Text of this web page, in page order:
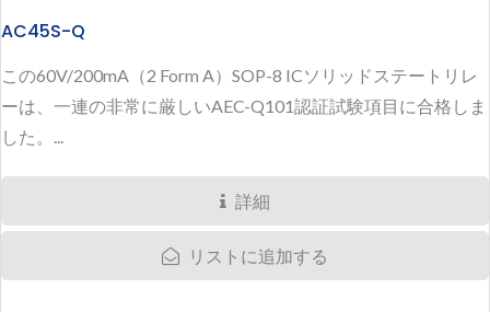
AC45S-Q
この60V/200mA（2 Form A）SOP-8 ICソリッドステートリレ
ーは、一連の非常に厳しいAEC-Q101認証試験項目に合格しま
した。...
詳細
リストに追加する